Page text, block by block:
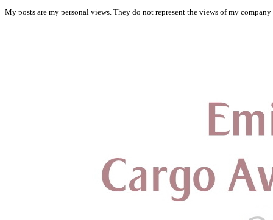
My posts are my personal views. They do not represent the views of my